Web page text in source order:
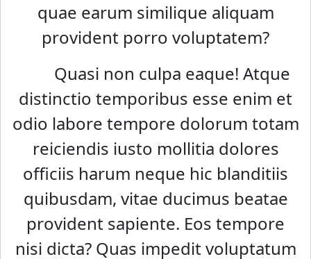
quae earum similique aliquam
provident porro voluptatem?
Quasi non culpa eaque! Atque
distinctio temporibus esse enim et
odio labore tempore dolorum totam
reiciendis iusto mollitia dolores
officiis harum neque hic blanditiis
quibusdam, vitae ducimus beatae
provident sapiente. Eos tempore
nisi dicta? Quas impedit voluptatum